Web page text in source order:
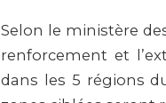
Selon le ministère
renforcement et
dans les 5 régions